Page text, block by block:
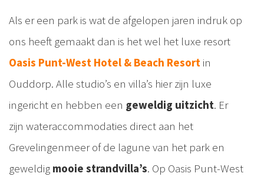
Als er een park is wat de afgelopen jaren indruk op
ons heeft gemaakt dan is het wel het luxe resort
Oasis Punt-West Hotel & Beach Resort in
Ouddorp. Alle studio’s en villa’s hier zijn luxe
ingericht en hebben een geweldig uitzicht. Er
zijn wateraccommodaties direct aan het
Grevelingenmeer of de lagune van het park en
geweldig mooie strandvilla’s. Op Oasis Punt-West